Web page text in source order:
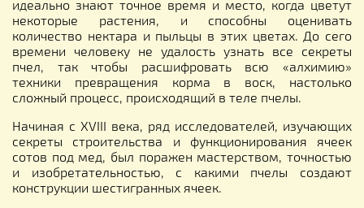
идеально знают точное время и место, когда цветут
некоторые растения, и способны оценивать
количество нектара и пыльцы в этих цветах. До сего
времени человеку не удалость узнать все секреты
пчел, так чтобы расшифровать всю «алхимию»
техники превращения корма в воск, настолько
сложный процесс, происходящий в теле пчелы.
Начиная с XVIII века, ряд исследователей, изучающих
секреты строительства и функционирования ячеек
сотов под мед, был поражен мастерством, точностью
и изобретательностью, с какими пчелы создают
конструкции шестигранных ячеек.